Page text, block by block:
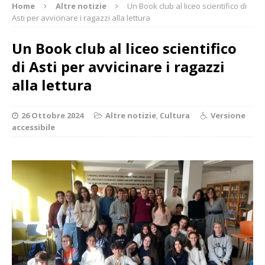
Home Altre notizie
Un Book club al liceo scientifico di
Asti per avvicinare i ragazzi alla lettura
Un Book club al liceo scientifico
di Asti per avvicinare i ragazzi
alla lettura
26 Ottobre 2024 Altre notizie, Cultura
Versione
accessibile